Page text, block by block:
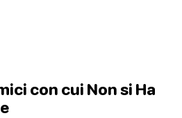
con cui Non si Ha